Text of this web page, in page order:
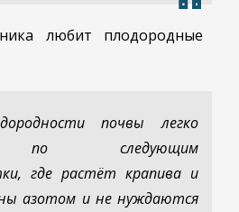
любит плодородные
почвы легко
по следующим
где растёт крапива и
азотом и не нуждаются